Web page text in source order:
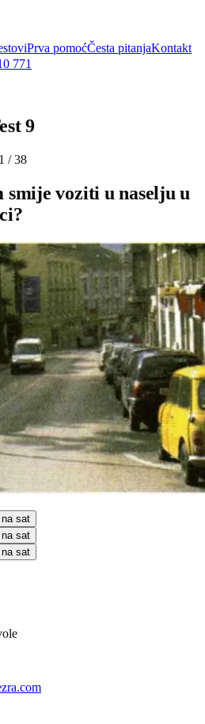
Prva pomoćČesta pitanjaKontakt
771
9
1 /38
smije voziti u naselju u
sat
sat
sat